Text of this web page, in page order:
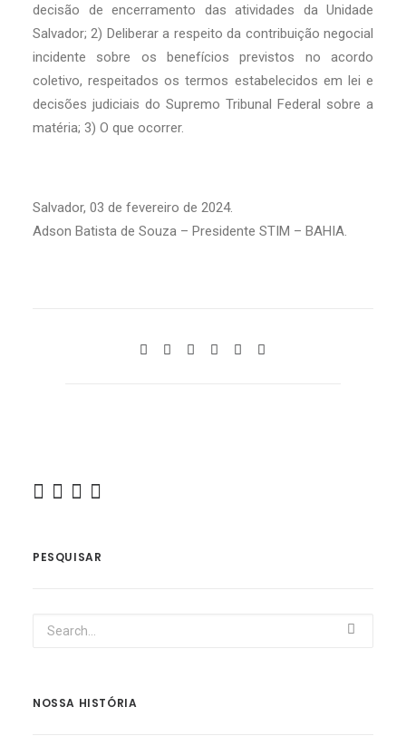
decisão de encerramento das atividades da Unidade
Salvador; 2) Deliberar a respeito da contribuição negocial
incidente sobre os benefícios previstos no acordo
coletivo, respeitados os termos estabelecidos em lei e
decisões judiciais do Supremo Tribunal Federal sobre a
matéria; 3) O que ocorrer.
Salvador, 03 de fevereiro de 2024.
Adson Batista de Souza – Presidente STIM – BAHIA.
PESQUISAR
NOSSA HISTÓRIA